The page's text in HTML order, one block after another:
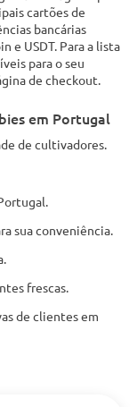
cartões de
bancárias
e USDT. Para a lista
para o seu
de checkout.
em Portugal
de cultivadores.
sua conveniência.
frescas.
de clientes em